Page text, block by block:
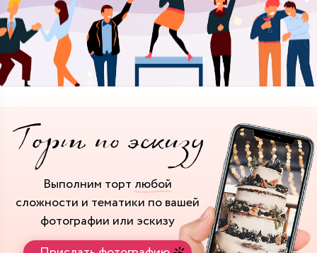
Выполним торт любой
сложности и тематики по вашей
фотографии или эскизу